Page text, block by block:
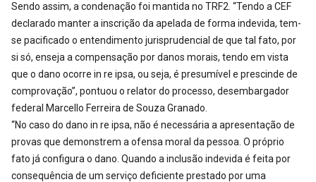
Sendo assim, a condenação foi mantida no TRF2. “Tendo a CEF
declarado manter a inscrição da apelada de forma indevida, tem-
se pacificado o entendimento jurisprudencial de que tal fato, por
si só, enseja a compensação por danos morais, tendo em vista
que o dano ocorre in re ipsa, ou seja, é presumível e prescinde de
comprovação”, pontuou o relator do processo, desembargador
federal Marcello Ferreira de Souza Granado.
“No caso do dano in re ipsa, não é necessária a apresentação de
provas que demonstrem a ofensa moral da pessoa. O próprio
fato já configura o dano. Quando a inclusão indevida é feita por
consequência de um serviço deficiente prestado por uma